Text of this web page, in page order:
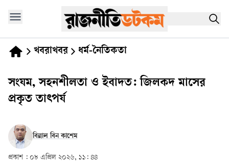
খবরাখবর ধর্ম-নৈতিকতা
সংযম, সহনশীলতা ও ইবাদত: জিলকদ মাসের
প্রকৃত তাৎপর্য
বিল্লাল বিন কাশেম
প্রকাশ : ০৮ এপ্রিল ২০২৬, ১১: ৪৪